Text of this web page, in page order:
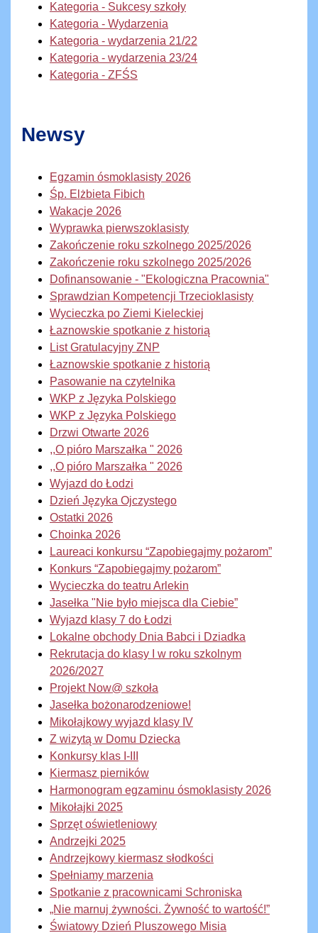
Kategoria - Sukcesy szkoły
Kategoria - Wydarzenia
Kategoria - wydarzenia 21/22
Kategoria - wydarzenia 23/24
Kategoria - ZFŚS
Newsy
Egzamin ósmoklasisty 2026
Śp. Elżbieta Fibich
Wakacje 2026
Wyprawka pierwszoklasisty
Zakończenie roku szkolnego 2025/2026
Zakończenie roku szkolnego 2025/2026
Dofinansowanie - "Ekologiczna Pracownia"
Sprawdzian Kompetencji Trzecioklasisty
Wycieczka po Ziemi Kieleckiej
Łaznowskie spotkanie z historią
List Gratulacyjny ZNP
Łaznowskie spotkanie z historią
Pasowanie na czytelnika
WKP z Języka Polskiego
WKP z Języka Polskiego
Drzwi Otwarte 2026
,,O pióro Marszałka " 2026
,,O pióro Marszałka " 2026
Wyjazd do Łodzi
Dzień Języka Ojczystego
Ostatki 2026
Choinka 2026
Laureaci konkursu “Zapobiegajmy pożarom”
Konkurs “Zapobiegajmy pożarom”
Wycieczka do teatru Arlekin
Jasełka "Nie było miejsca dla Ciebie”
Wyjazd klasy 7 do Łodzi
Lokalne obchody Dnia Babci i Dziadka
Rekrutacja do klasy I w roku szkolnym
2026/2027
Projekt Now@ szkoła
Jasełka bożonarodzeniowe!
Mikołajkowy wyjazd klasy IV
Z wizytą w Domu Dziecka
Konkursy klas I-III
Kiermasz pierników
Harmonogram egzaminu ósmoklasisty 2026
Mikołajki 2025
Sprzęt oświetleniowy
Andrzejki 2025
Andrzejkowy kiermasz słodkości
Spełniamy marzenia
Spotkanie z pracownicami Schroniska
„Nie marnuj żywności. Żywność to wartość!”
Światowy Dzień Pluszowego Misia